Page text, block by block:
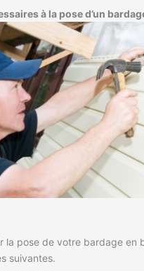
à la pose d’un
la pose de votre bardage en
suivantes.